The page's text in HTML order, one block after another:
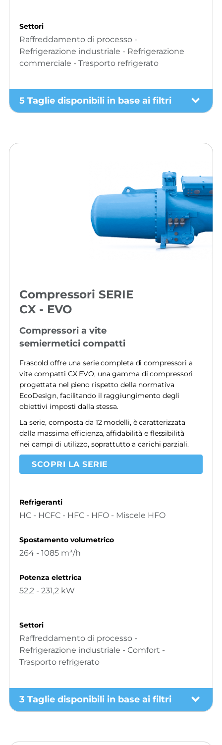
Settori
Raffreddamento di processo -
Refrigerazione industriale - Refrigerazione
commerciale - Trasporto refrigerato
5 Taglie disponibili in base ai filtri
Compressori SERIE
CX - EVO
Compressori a vite
semiermetici compatti
Frascold offre una serie completa di compressori a
vite compatti CX EVO, una gamma di compressori
progettata nel pieno rispetto della normativa
EcoDesign, facilitando il raggiungimento degli
obiettivi imposti dalla stessa.
La serie, composta da 12 modelli, è caratterizzata
dalla massima efficienza, affidabilità e flessibilità
nei campi di utilizzo, soprattutto a carichi parziali.
SCOPRI LA SERIE
Refrigeranti
HC - HCFC - HFC - HFO - Miscele HFO
Spostamento volumetrico
264 - 1085 m³/h
Potenza elettrica
52,2 - 231,2 kW
Settori
Raffreddamento di processo -
Refrigerazione industriale - Comfort -
Trasporto refrigerato
3 Taglie disponibili in base ai filtri